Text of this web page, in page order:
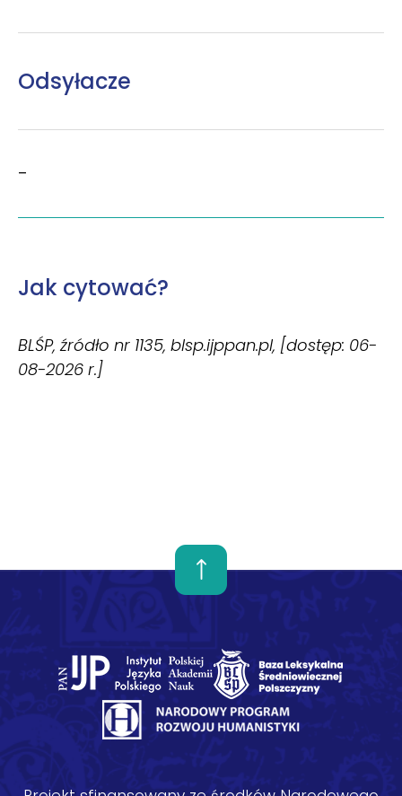
Odsyłacze
–
Jak cytować?
BLŚP, źródło nr 1135, blsp.ijppan.pl, [dostęp: 06-
08-2026 r.]